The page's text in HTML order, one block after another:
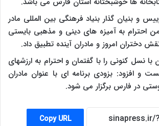
و بنیان گذار بنیاد فرهنگی بین المللی مادر
احترام به آمیزه های دینی و مذهبی بایستی
دختران امروز و مادران آینده تطبیق داد.
نسل کنونی را با گفتمان و احترام به ارزشهای
و افزود: بزودی برنامه ای با عنوان مادران
در فارس برگزار می شود.
Copy URL